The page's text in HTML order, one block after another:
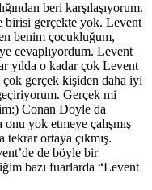
beri karşılaşıyorum.
birisi gerçekte yok. Levent
benim çocukluğum,
cevaplıyordum. Levent
yılda o kadar çok Levent
gerçek kişiden daha iyi
Gerçek mi
Conan Doyle da
yok etmeye çalışmış
ortaya çıkmış.
de böyle bir
bazı fuarlarda “Levent